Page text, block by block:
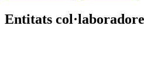
Entitats